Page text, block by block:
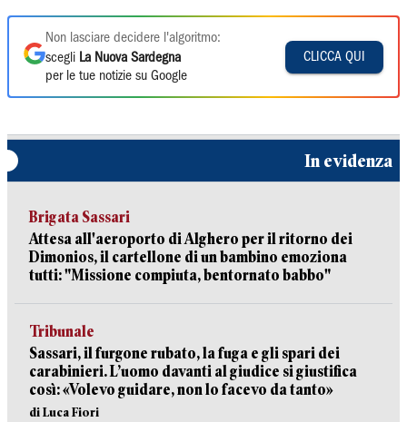
Non lasciare decidere l'algoritmo:
scegli La Nuova Sardegna
per le tue notizie su Google
CLICCA QUI
In evidenza
Brigata Sassari
Attesa all'aeroporto di Alghero per il ritorno dei
Dimonios, il cartellone di un bambino emoziona
tutti: "Missione compiuta, bentornato babbo"
Tribunale
Sassari, il furgone rubato, la fuga e gli spari dei
carabinieri. L’uomo davanti al giudice si giustifica
così: «Volevo guidare, non lo facevo da tanto»
di Luca Fiori